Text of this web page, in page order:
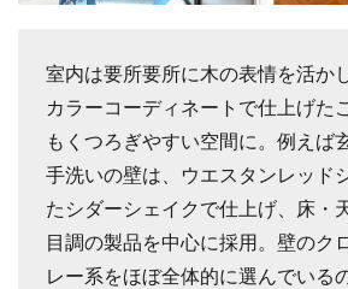
室内は要所要所に木の表情を活か
カラーコーディネートで仕上げた
もくつろぎやすい空間に。例えば
手洗いの壁は、ウエスタンレッド
たシダーシェイクで仕上げ、床・
目調の製品を中心に採用。壁のク
レー系をほぼ全体的に選んでいる